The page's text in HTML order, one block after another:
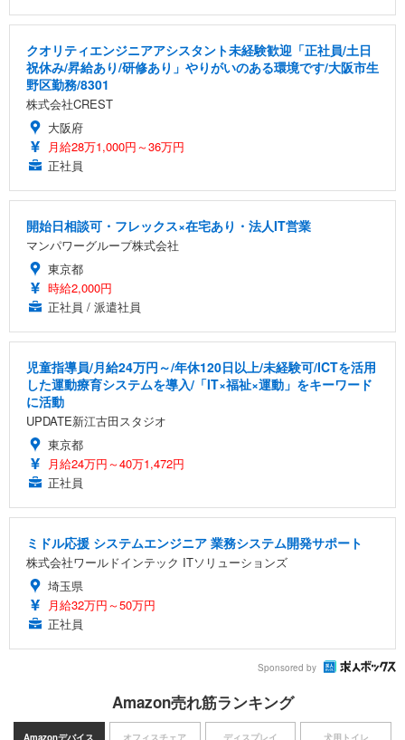
クオリティエンジニアアシスタント未経験歓迎「正社員/土日
祝休み/昇給あり/研修あり」やりがいのある環境です/大阪市生
野区勤務/8301
株式会社CREST
大阪府
月給28万1,000円～36万円
正社員
開始日相談可・フレックス×在宅あり・法人IT営業
マンパワーグループ株式会社
東京都
時給2,000円
正社員 / 派遣社員
児童指導員/月給24万円～/年休120日以上/未経験可/ICTを活用
した運動療育システムを導入/「IT×福祉×運動」をキーワード
に活動
UPDATE新江古田スタジオ
東京都
月給24万円～40万1,472円
正社員
ミドル応援 システムエンジニア 業務システム開発サポート
株式会社ワールドインテック ITソリューションズ
埼玉県
月給32万円～50万円
正社員
Sponsored by
Amazon売れ筋ランキング